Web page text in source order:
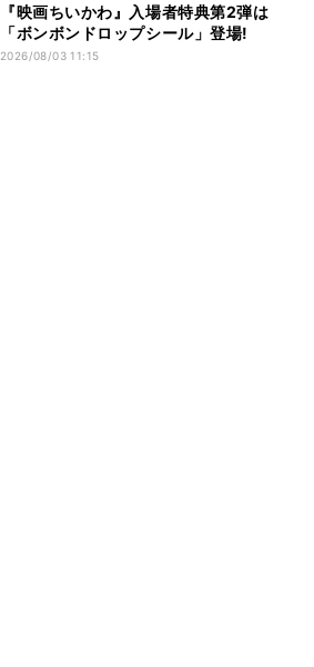
『映画ちいかわ』入場者特典第2弾は
「ボンボンドロップシール」登場!
2026/08/03 11:15